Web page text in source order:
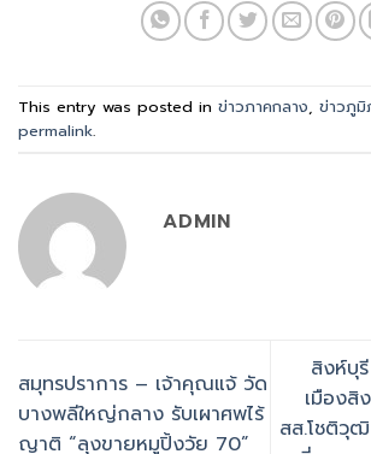
This entry was posted in ข่าวภาคกลาง, ข่าวภูมิ
permalink.
ADMIN
สมุทรปราการ – เจ้าคุณแจ้ วัด
บางพลีใหญ่กลาง รับเผาศพไร้
ญาติ “ลุงขายหมูปิ้งวัย 70”
สิงห์บุ
เมืองสิ
สส.โชติวุ